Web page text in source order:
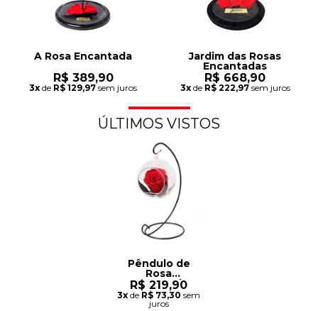
A Rosa Encantada
R$ 389,90
3x de R$ 129,97sem juros
Jardim das Rosas
Encantadas
R$ 668,90
3xde R$ 222,97sem juros
ÚLTIMOS VISTOS
Pêndulo de
Rosa
Encantada
Vermelha
R$ 219,90
3xde R$ 73,30 sem
juros